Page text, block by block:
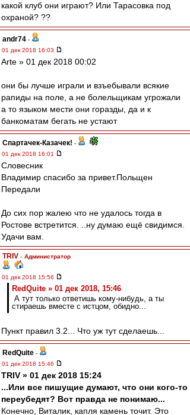
какой клуб они играют? Или Тарасовка под
охраной? ??
andr74 -
01 дек 2018 16:03
Arte » 01 дек 2018 00:02
они бы лучше играли и взъебывали всякие
рапиды на поле, а не болельщикам угрожали
а то языком мести они горазды, да и к
банкоматам бегать не устают
Спартачек-Казачек! -
01 дек 2018 16:01
Словесник
Владимир спасибо за привет.Польщен
Передали
До сих пор жалею что не удалось тогда в
Ростове встретится. ..ну думаю ещё свидимся.
Удачи вам.
TRIV - Администратор
01 дек 2018 15:56
RedQuite » 01 дек 2018, 15:46
А тут только ответишь кому-нибудь, а ты
стираешь вместе с истцом, обидно...
Пункт правил 3.2... Что уж тут сделаешь...
RedQuite -
01 дек 2018 15:46
TRIV » 01 дек 2018 15:24
...Или все пишущие думают, что они кого-то
переубедят? Вот правда не понимаю...
Конечно, Виталик, капля камень точит. Это